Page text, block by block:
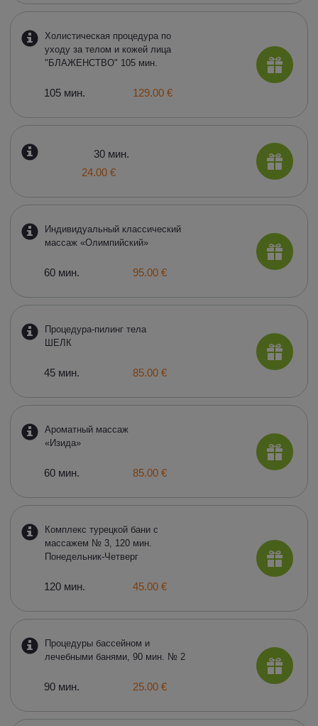
Холистическая процедура по
уходу за телом и кожей лица
"БЛАЖЕНСТВО" 105 мин.
105 мин. 129.00 €
30 мин.
24.00 €
Индивидуальный классический
массаж «Олимпийский»
60 мин. 95.00 €
Процедура-пилинг тела
ШЕЛК
45 мин. 85.00 €
Ароматный массаж
«Изида»
60 мин. 85.00 €
Комплекс турецкой бани с
массажем № 3, 120 мин.
Понедельник-Четверг
120 мин. 45.00 €
Процедуры бассейном и
лечебными банями, 90 мин. № 2
90 мин. 25.00 €